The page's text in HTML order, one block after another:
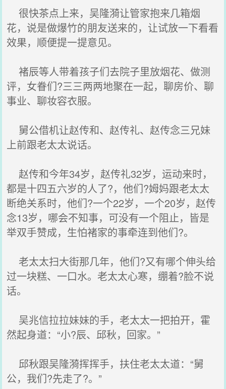
很快茶点上来，吴隆漪让管家抱来几箱烟
花，说是做爆竹的朋友送来的，让试放一下看看
效果，顺便提一提意见。
褚辰等人带着孩子们去院子里放烟花、做测
评，女眷们?三三两两地聚在一起，聊房价、聊
事业、聊妆容衣服。
舅公借机让赵传和、赵传礼、赵传念三兄妹
上前跟老太太说话。
赵传和今年34岁，赵传礼32岁，运动来时，
都是十四五六岁的人了?，他们?姆妈跟老太太
断绝关系时，他们?一个22岁，一个20岁，赵传
念13岁，哪会不知事，可没有一个阻止，皆是
举双手赞成，生怕褚家的事牵连到他们?。
老太太扫大街那几年，他们?又有哪个伸头给
过一块糕、一口水。老太太心寒，绷着?脸不说
话。
吴兆信拉拉妹妹的手，老太太一把拍开，霍
然起身道：“小?辰、邱秋，回家。”
邱秋跟吴隆漪挥挥手，扶住老太太道：“舅
公，我们?先走了?。”